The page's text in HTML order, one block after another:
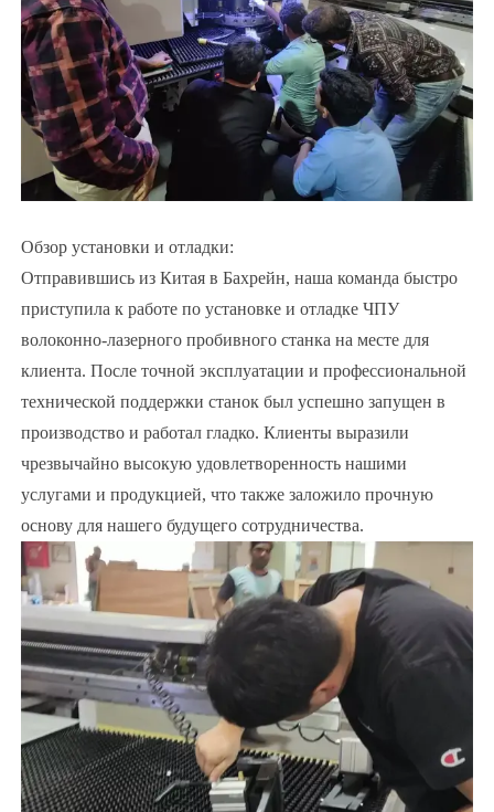
Обзор установки и отладки:
Отправившись из Китая в Бахрейн, наша команда быстро
приступила к работе по установке и отладке ЧПУ
волоконно-лазерного пробивного станка на месте для
клиента. После точной эксплуатации и профессиональной
технической поддержки станок был успешно запущен в
производство и работал гладко. Клиенты выразили
чрезвычайно высокую удовлетворенность нашими
услугами и продукцией, что также заложило прочную
основу для нашего будущего сотрудничества.